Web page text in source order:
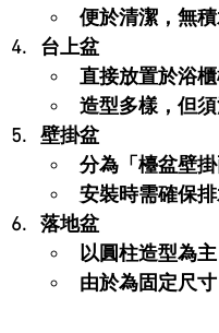
便於清潔，無
台上盆
直接放置於浴櫃
造型多樣，但
壁掛盆
分為「檯盆壁
安裝時需確保排
落地盆
以圓柱造型為
由於為固定尺寸